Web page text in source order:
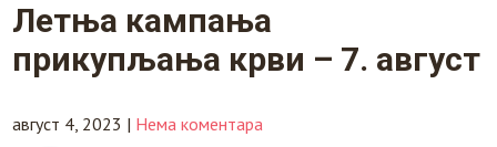
Летња кампања
прикупљања крви – 7. август
август 4, 2023 | Нема коментара